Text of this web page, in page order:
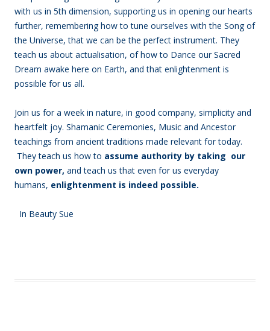
with us in 5th dimension, supporting us in opening our hearts
further, remembering how to tune ourselves with the Song of
the Universe, that we can be the perfect instrument. They
teach us about actualisation, of how to Dance our Sacred
Dream awake here on Earth, and that enlightenment is
possible for us all.
Join us for a week in nature, in good company, simplicity and
heartfelt joy. Shamanic Ceremonies, Music and Ancestor
teachings from ancient traditions made relevant for today.
They teach us how to assume authority by taking our
own power, and teach us that even for us everyday
humans, enlightenment is indeed possible.
In Beauty Sue